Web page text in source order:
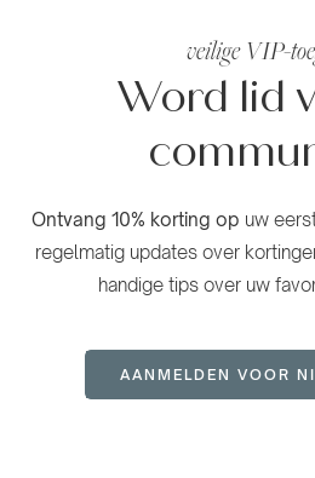
veilige VIP-
Word lid
Ontvang 10% korting op uw
regelmatig updates over
handige tips over uw
AANMELDEN VOOR